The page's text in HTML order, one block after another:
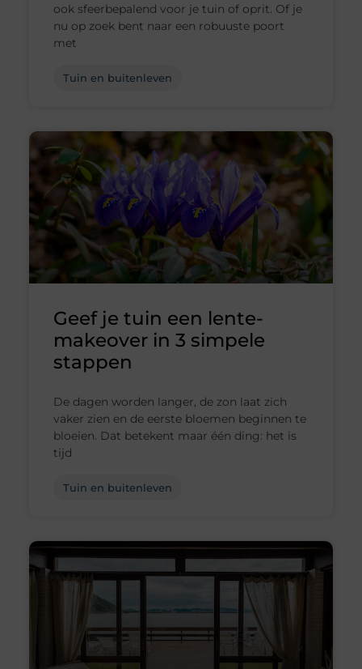
ook sfeerbepalend voor je tuin of oprit. Of je
nu op zoek bent naar een robuuste poort
met
Tuin en buitenleven
Geef je tuin een lente-
makeover in 3 simpele
stappen
De dagen worden langer, de zon laat zich
vaker zien en de eerste bloemen beginnen te
bloeien. Dat betekent maar één ding: het is
tijd
Tuin en buitenleven